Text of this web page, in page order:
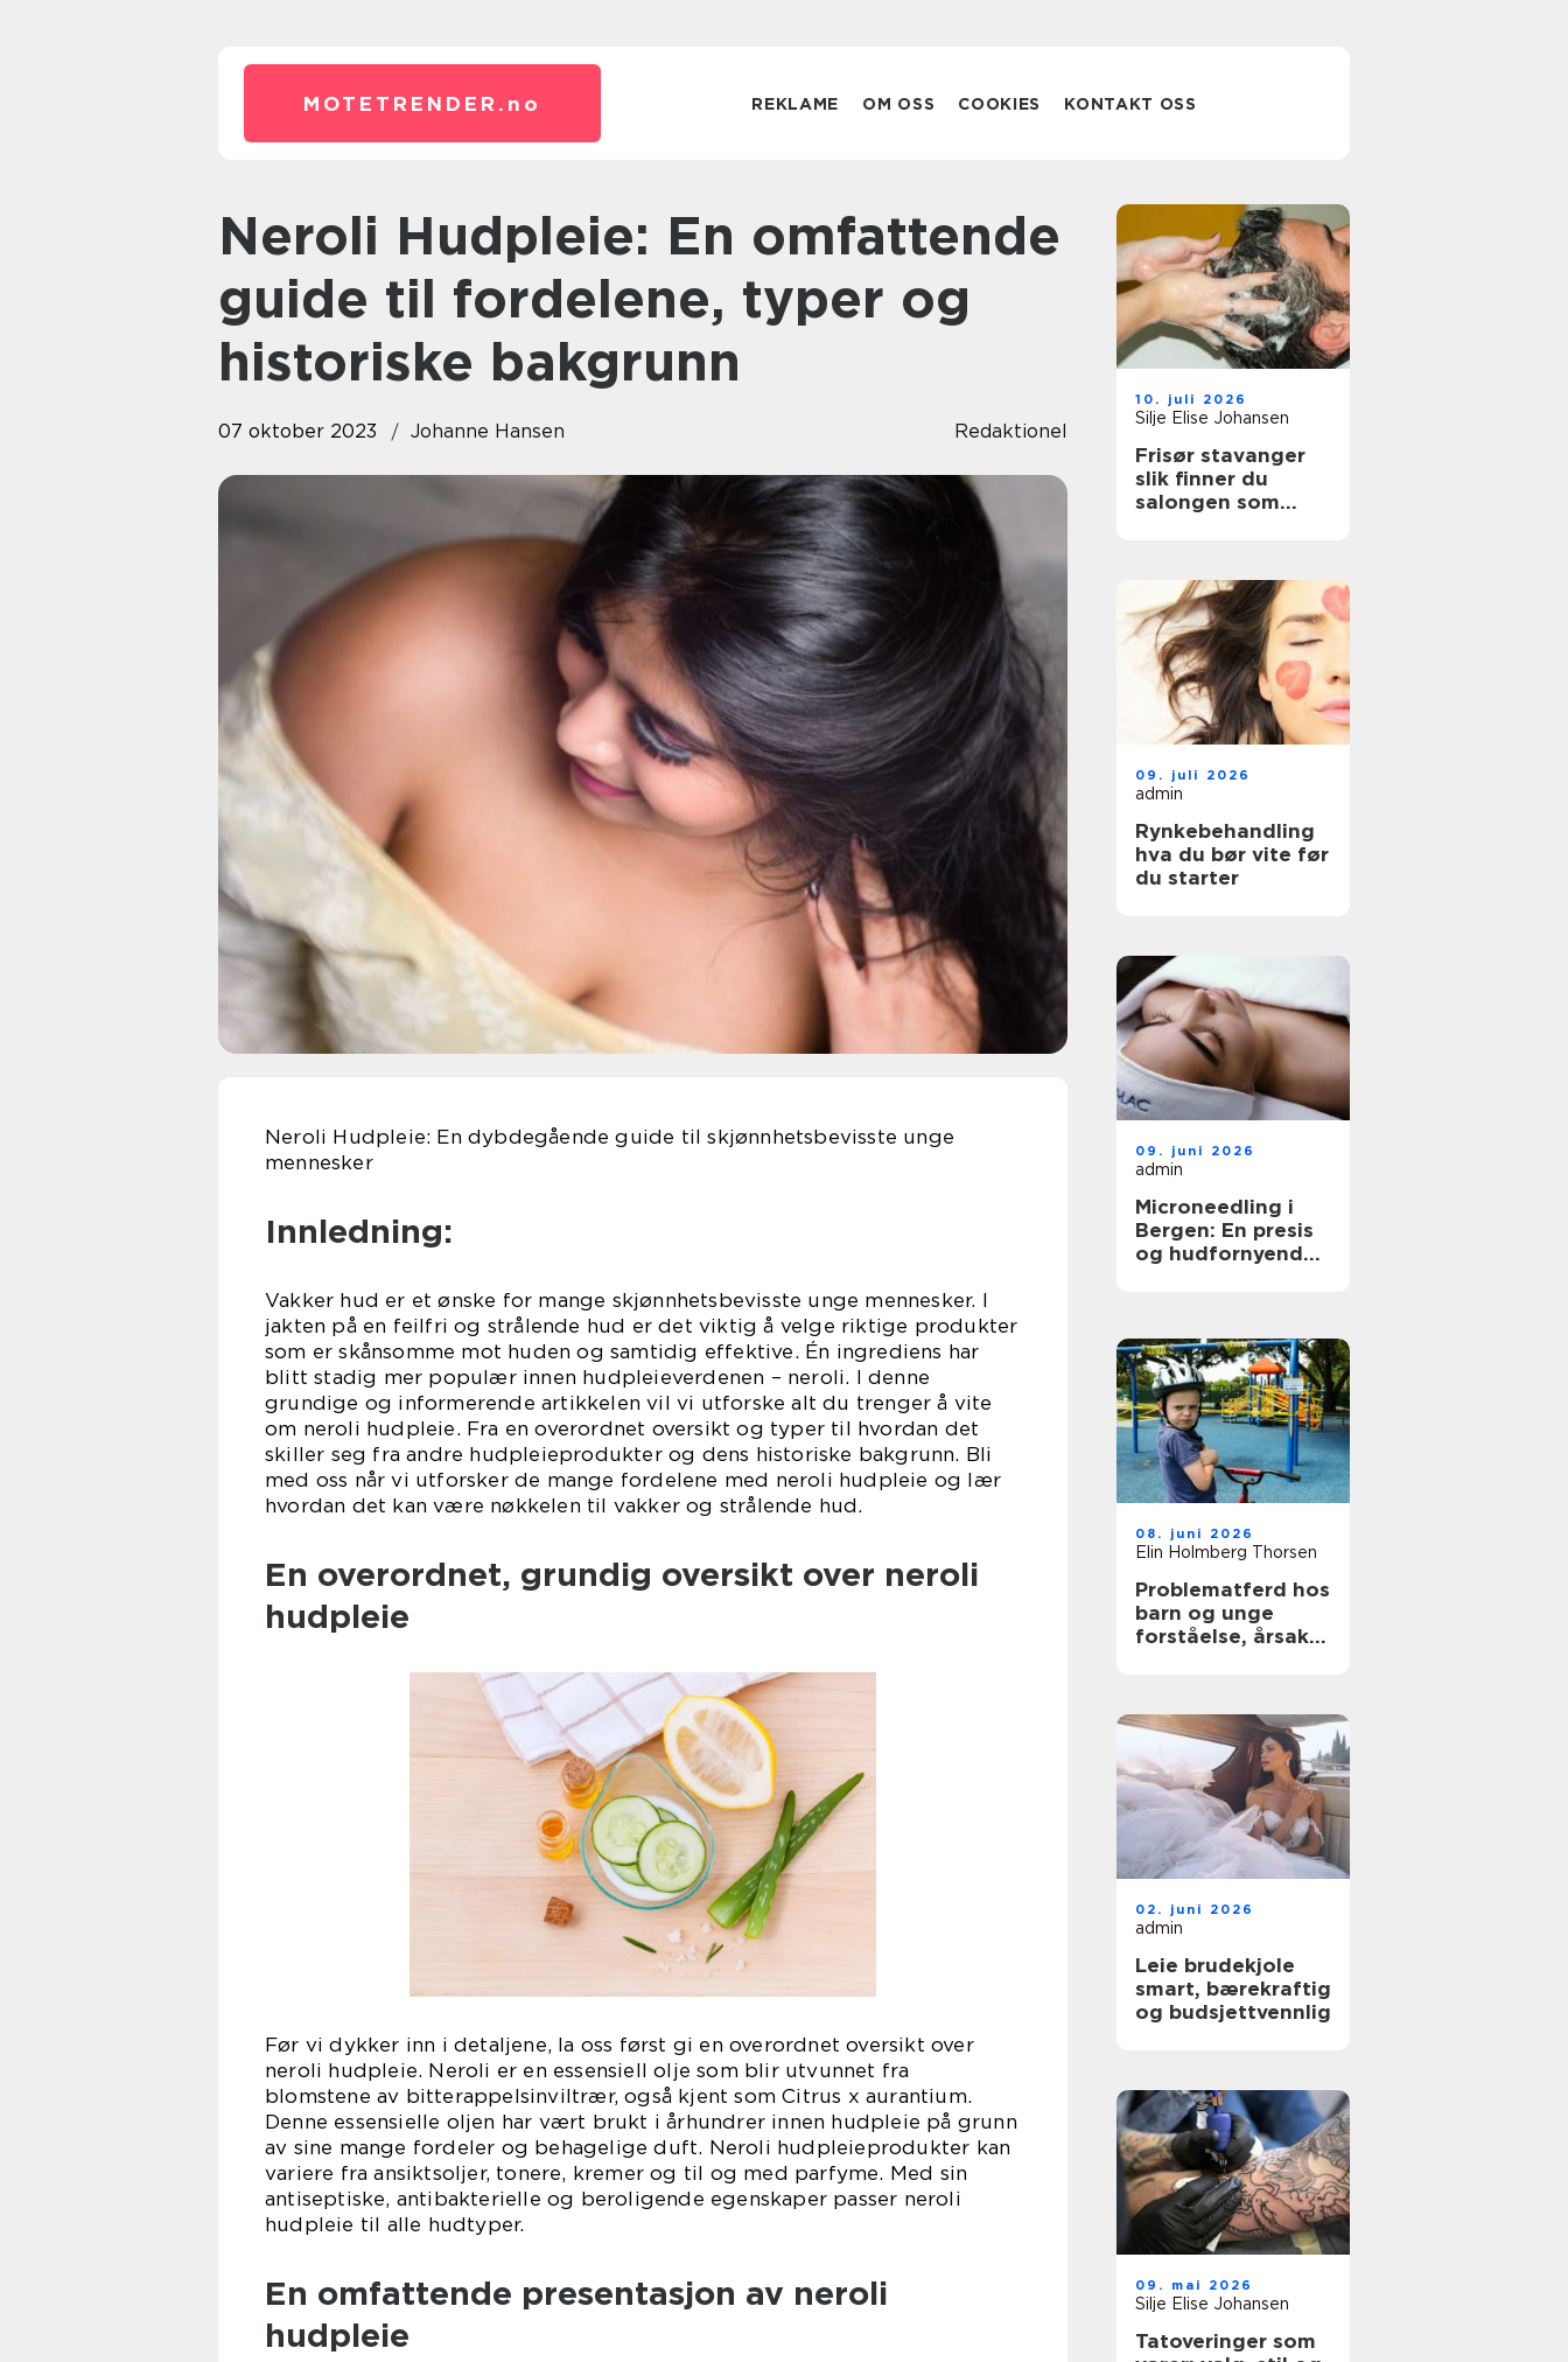
MOTETRENDER. no REKLAME OM OSS COOKIES KONTAKT OSS
Neroli Hudpleie: En omfattende
guide til fordelene, typer og
historiske bakgrunn
07 oktober 2023 Johanne Hansen Redaktionel
Neroli Hudpleie: En dybdegående guide til skjønnhetsbevisste unge
mennesker
Innledning:
Vakker hud er et ønske for mange skjønnhetsbevisste unge mennesker. I
jakten på en feilfri og strålende hud er det viktig å velge riktige produkter
som er skånsomme mot huden og samtidig effektive. Én ingrediens har
blitt stadig mer populær innen hudpleieverdenen – neroli. I denne
grundige og informerende artikkelen vil vi utforske alt du trenger å vite
om neroli hudpleie. Fra en overordnet oversikt og typer til hvordan det
skiller seg fra andre hudpleieprodukter og dens historiske bakgrunn. Bli
med oss når vi utforsker de mange fordelene med neroli hudpleie og lær
hvordan det kan være nøkkelen til vakker og strålende hud.
En overordnet, grundig oversikt over neroli
hudpleie
Før vi dykker inn i detaljene, la oss først gi en overordnet oversikt over
neroli hudpleie. Neroli er en essensiell olje som blir utvunnet fra
blomstene av bitterappelsinviltrær, også kjent som Citrus x aurantium.
Denne essensielle oljen har vært brukt i århundrer innen hudpleie på grunn
av sine mange fordeler og behagelige duft. Neroli hudpleieprodukter kan
variere fra ansiktsoljer, tonere, kremer og til og med parfyme. Med sin
antiseptiske, antibakterielle og beroligende egenskaper passer neroli
hudpleie til alle hudtyper.
En omfattende presentasjon av neroli
hudpleie
10. juli 2026
Silje Elise Johansen
Frisør stavanger
slik finner du
salongen som
09. juli 2026
admin
Rynkebehandling
hva du bør vite før
du starter
09. juni 2026
admin
Microneedling i
Bergen: En presis
og hudfornyende
08. juni 2026
Elin Holmberg Thorsen
Problematferd hos
barn og unge
forståelse, årsaker
02. juni 2026
admin
Leie brudekjole
smart, bærekraftig
og budsjettvennlig
09. mai 2026
Silje Elise Johansen
Tatoveringer som